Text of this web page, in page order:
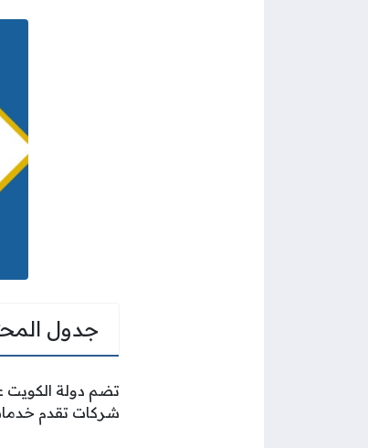
جدول
تضم دولة الكويت
شركات تقدم